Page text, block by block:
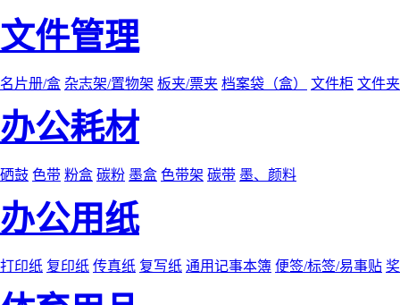
文件管理
名片册/盒 杂志架/置物架 板夹/票夹 档案袋（盒） 文件柜 文件
办公耗材
硒鼓 色带 粉盒 碳粉 墨盒 色带架 碳带 墨、颜料
办公用纸
打印纸 复印纸 传真纸 复写纸 通用记事本簿 便签/标签/易事贴